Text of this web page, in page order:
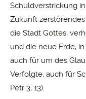
Schuldverstrickung
Zukunft
die Stadt Gottes,
und die neue Erde,
auch für um des
Verfolgte, auch für
Petr 3, 13).